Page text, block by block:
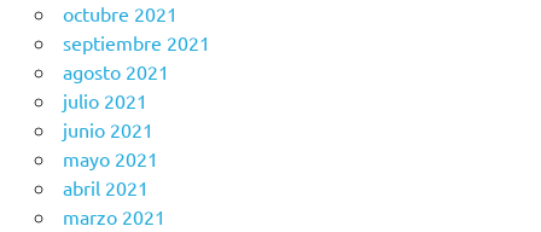
octubre 2021
septiembre 2021
agosto 2021
julio 2021
junio 2021
mayo 2021
abril 2021
marzo 2021